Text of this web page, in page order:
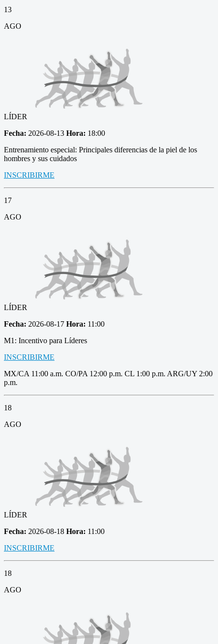
13
AGO
LÍDER
Fecha: 2026-08-13 Hora: 18:00
Entrenamiento especial: Principales diferencias de la piel de los
hombres y sus cuidados
INSCRIBIRME
17
AGO
LÍDER
Fecha: 2026-08-17 Hora: 11:00
M1: Incentivo para Líderes
INSCRIBIRME
MX/CA 11:00 a.m. CO/PA 12:00 p.m. CL 1:00 p.m. ARG/UY 2:00
p.m.
18
AGO
LÍDER
Fecha: 2026-08-18 Hora: 11:00
INSCRIBIRME
18
AGO